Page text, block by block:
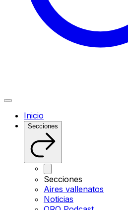
Inicio
Secciones
Secciones
Aires vallenatos
Noticias